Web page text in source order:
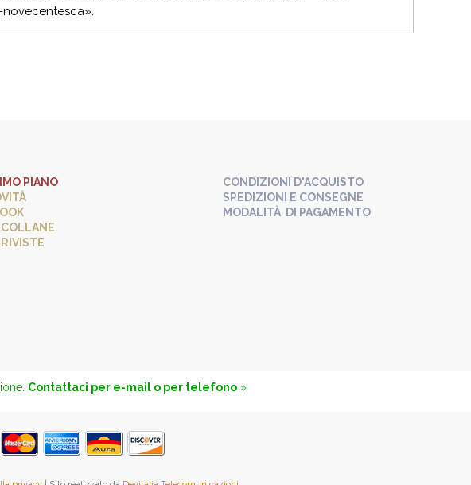
PIANO
COLLANE
RIVISTE
CONDIZIONI D'ACQUISTO
SPEDIZIONI E CONSEGNE
MODALITÀ DI PAGAMENTO
Contattaci per e-mail o per telefono »